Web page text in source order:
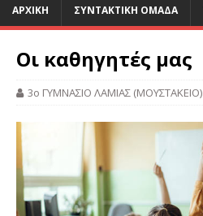
ΑΡΧΙΚΉ ΣΥΝΤΑΚΤΙΚΗ ΟΜΑΔΑ
Οι καθηγητές μας
3ο ΓΥΜΝΑΣΙΟ ΛΑΜΙΑΣ (ΜΟΥΣΤΑΚΕΙΟ)